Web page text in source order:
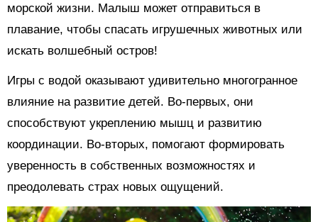
морской жизни. Малыш может отправиться в
плавание, чтобы спасать игрушечных животных или
искать волшебный остров!
Игры с водой оказывают удивительно многогранное
влияние на развитие детей. Во-первых, они
способствуют укреплению мышц и развитию
координации. Во-вторых, помогают формировать
уверенность в собственных возможностях и
преодолевать страх новых ощущений.